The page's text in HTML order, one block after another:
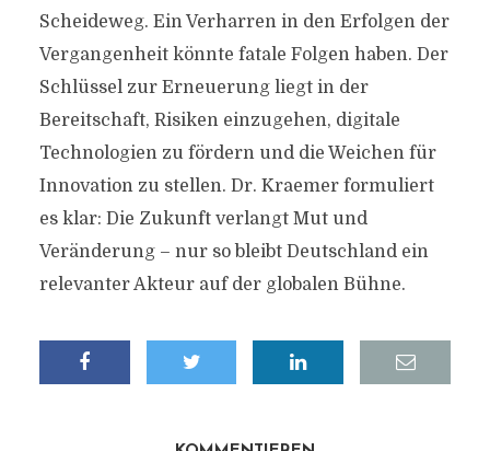
Scheideweg. Ein Verharren in den Erfolgen der
Vergangenheit könnte fatale Folgen haben. Der
Schlüssel zur Erneuerung liegt in der
Bereitschaft, Risiken einzugehen, digitale
Technologien zu fördern und die Weichen für
Innovation zu stellen. Dr. Kraemer formuliert
es klar: Die Zukunft verlangt Mut und
Veränderung – nur so bleibt Deutschland ein
relevanter Akteur auf der globalen Bühne.